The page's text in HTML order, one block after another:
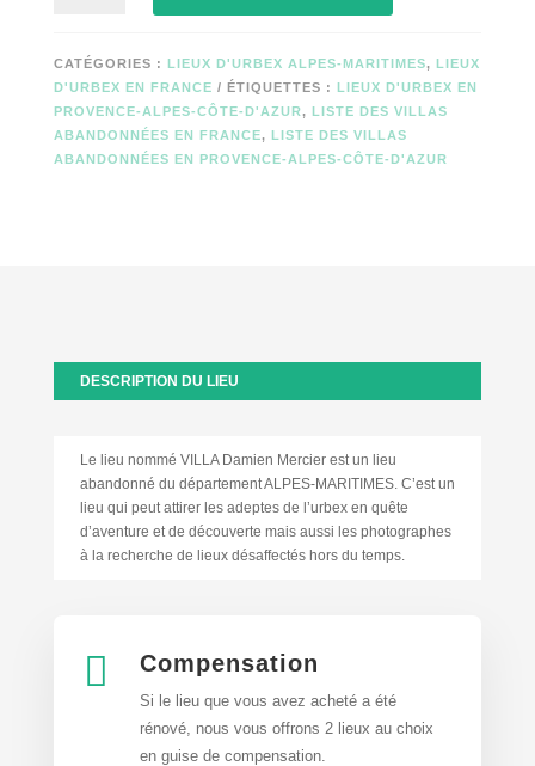
Mercier
CATÉGORIES : LIEUX D'URBEX ALPES-MARITIMES, LIEUX
D'URBEX EN FRANCE
ÉTIQUETTES : LIEUX D'URBEX EN
PROVENCE-ALPES-CÔTE-D'AZUR, LISTE DES VILLAS
ABANDONNÉES EN FRANCE, LISTE DES VILLAS
ABANDONNÉES EN PROVENCE-ALPES-CÔTE-D'AZUR
DESCRIPTION DU LIEU
Le lieu nommé VILLA Damien Mercier est un lieu
abandonné du département ALPES-MARITIMES. C’est un
lieu qui peut attirer les adeptes de l’urbex en quête
d’aventure et de découverte mais aussi les photographes
à la recherche de lieux désaffectés hors du temps.
 Compensation
Si le lieu que vous avez acheté a été
rénové, nous vous offrons 2 lieux au choix
en guise de compensation.